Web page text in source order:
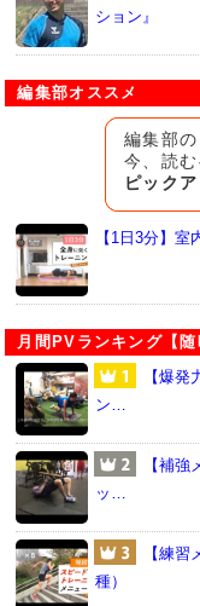
ション』
編集部オススメ
編集部の
今、読む
ピック
【1日3分】
月間PVランキング【随
【爆
ン…
【補
ッ…
【練
種）